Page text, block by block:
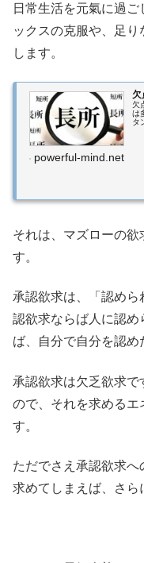
日常生活を元氣に過
ックスの克服や、足
します。
欠
は
タ
powerful-mind.net
それは、マズローの欲
す。
承認欲求は、「認め
認欲求ならば人に認め
ば、自分で自分を認め
承認欲求は欠乏欲求
ので、それを求めるエ
す。
ただでさえ承認欲求
求めてしまえば、さら